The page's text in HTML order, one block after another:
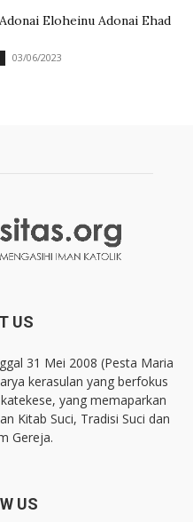
Eloheinu Adonai Ehad
03/06/2023
US
31 Mei 2008 (Pesta Maria
kerasulan yang berfokus
yang memaparkan
Kitab Suci, Tradisi Suci dan
Gereja.
US